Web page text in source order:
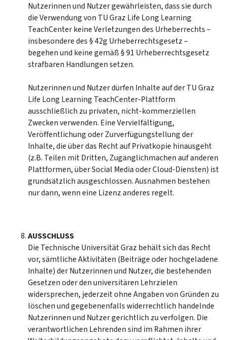
Nutzerinnen und Nutzer gewährleisten, dass sie durch
die Verwendung von TU Graz Life Long Learning
TeachCenter keine Verletzungen des Urheberrechts –
insbesondere des § 42g Urheberrechtsgesetz –
begehen und keine gemäß § 91 Urheberrechtsgesetz
strafbaren Handlungen setzen.
Nutzerinnen und Nutzer dürfen Inhalte auf der TU Graz
Life Long Learning TeachCenter-Plattform
ausschließlich zu privaten, nicht-kommerziellen
Zwecken verwenden. Eine Vervielfältigung,
Veröffentlichung oder Zurverfügungstellung der
Inhalte, die über das Recht auf Privatkopie hinausgeht
(z.B. Teilen mit Dritten, Zugänglichmachen auf anderen
Plattformen, über Social Media oder Cloud-Diensten) ist
grundsätzlich ausgeschlossen. Ausnahmen bestehen
nur dann, wenn eine Lizenz anderes regelt.
AUSSCHLUSS
Die Technische Universität Graz behält sich das Recht
vor, sämtliche Aktivitäten (Beiträge oder hochgeladene
Inhalte) der Nutzerinnen und Nutzer, die bestehenden
Gesetzen oder den universitären Lehrzielen
widersprechen, jederzeit ohne Angaben von Gründen zu
löschen und gegebenenfalls widerrechtlich handelnde
Nutzerinnen und Nutzer gerichtlich zu verfolgen. Die
verantwortlichen Lehrenden sind im Rahmen ihrer